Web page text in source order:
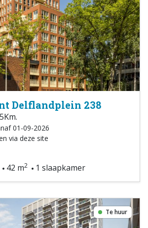
Delflandplein 238
01-09-2026
via deze site
42 m2 1 slaapkamer
Te huur